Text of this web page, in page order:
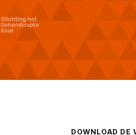
DOWNLOAD DE